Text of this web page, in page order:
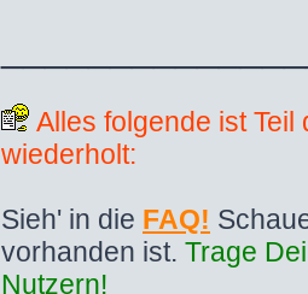
Alles folgende ist
wiederholt:
Sieh' in die FAQ!
vorhanden ist. Trage
Nutzern!